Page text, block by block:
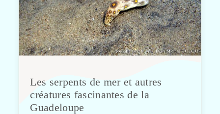
Les serpents de mer et autres
créatures fascinantes de la
Guadeloupe